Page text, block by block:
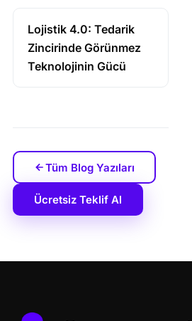
Lojistik 4.0: Tedarik
Zincirinde Görünmez
Teknolojinin Gücü
Tüm Blog Yazıları
Ücretsiz Teklif Al